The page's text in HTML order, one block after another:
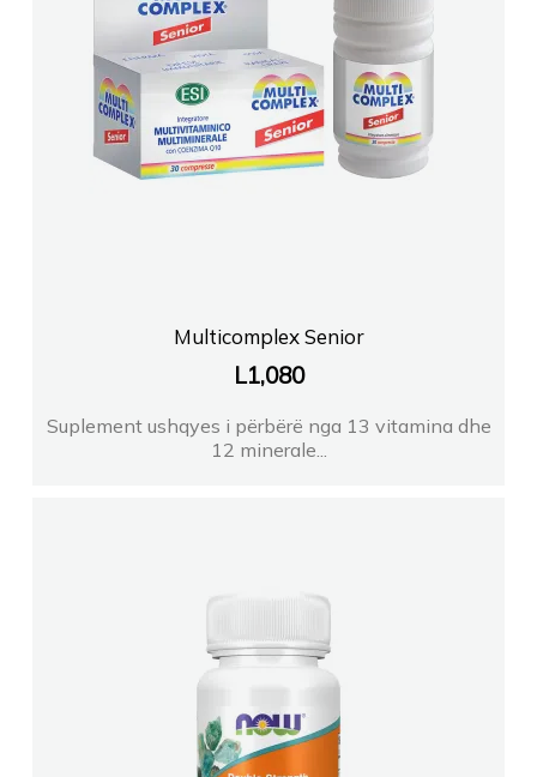
Multicomplex Senior
L1,080
Suplement ushqyes i përbërë nga 13 vitamina dhe
12 minerale...